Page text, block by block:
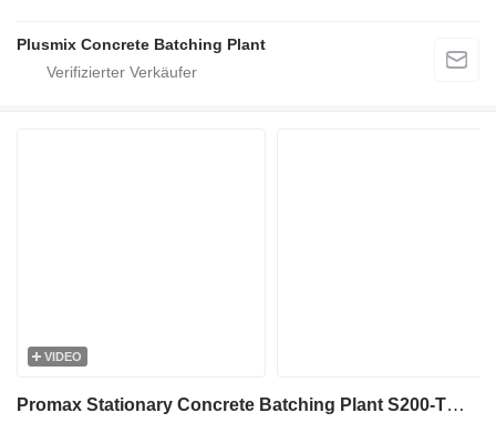
Plusmix Concrete Batching Plant
VIDEO
Promax Stationary Concrete Batching Plant S200-TWN (200m3/h)